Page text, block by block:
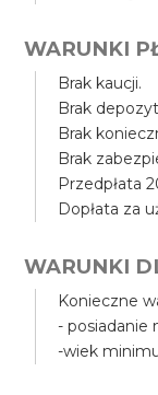
WARUNKI
Brak kaucji.
Brak
Brak
Brak
Przedpłata
Dopłata za
WARUNKI
Konieczne
- posiadanie
-wiek